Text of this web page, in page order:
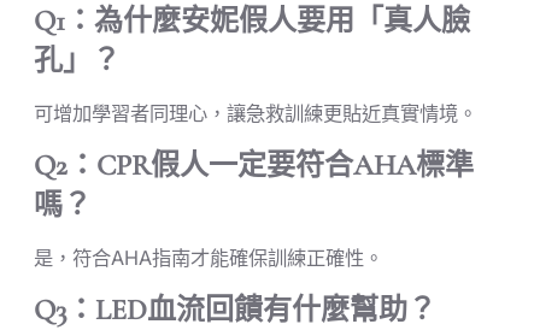
Q1：為什麼安妮假人要用「真人臉
孔」？
可增加學習者同理心，讓急救訓練更貼近真實情境。
Q2：CPR假人一定要符合AHA標準
嗎？
是，符合AHA指南才能確保訓練正確性。
Q3：LED血流回饋有什麼幫助？